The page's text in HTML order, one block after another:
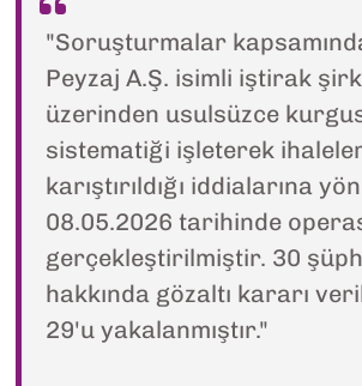
"Soruşturmalar
Peyzaj A.Ş. isimli iştirak
üzerinden usulsüzce
sistematiği işleterek
karıştırıldığı iddialarına
08.05.2026 tarihinde
gerçekleştirilmiştir. 30
hakkında gözaltı kararı
29'u yakalanmıştır."